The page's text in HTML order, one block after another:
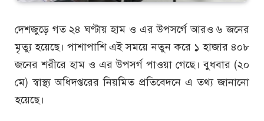
দেশজুড়ে গত ২৪ ঘণ্টায় হাম ও এর উপসর্গে আরও ৬ জনের
মৃত্যু হয়েছে। পাশাপাশি এই সময়ে নতুন করে ১ হাজার ৪০৮
জনের শরীরে হাম ও এর উপসর্গ পাওয়া গেছে। বুধবার (২০
মে) স্বাস্থ্য অধিদপ্তরের নিয়মিত প্রতিবেদনে এ তথ্য জানানো
হয়েছে।